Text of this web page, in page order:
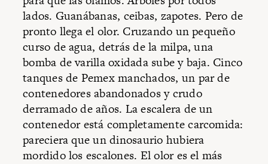
lados. Guanábanas, ceibas, zapotes. Pero de
pronto llega el olor. Cruzando un pequeño
curso de agua, detrás de la milpa, una
bomba de varilla oxidada sube y baja. Cinco
tanques de Pemex manchados, un par de
contenedores abandonados y crudo
derramado de años. La escalera de un
contenedor está completamente carcomida:
pareciera que un dinosaurio hubiera
mordido los escalones. El olor es el más